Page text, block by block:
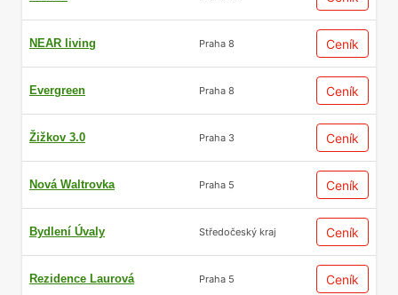
NEAR living Praha 8 Ceník
Evergreen Praha 8 Ceník
Žižkov 3.0 Praha 3 Ceník
Nová Waltrovka Praha 5 Ceník
Bydlení Úvaly Středočeský kraj Ceník
Rezidence Laurová Praha 5 Ceník